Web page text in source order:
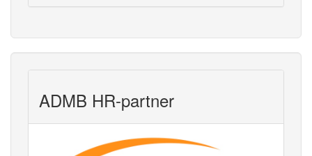
ADMB HR-partner